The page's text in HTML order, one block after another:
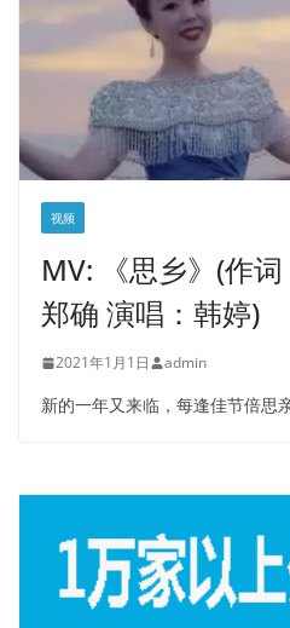
视频
MV: 《思乡》(作词
郑确 演唱：韩婷)
2021年1月1日 admin
新的一年又来临，每逢佳节倍思